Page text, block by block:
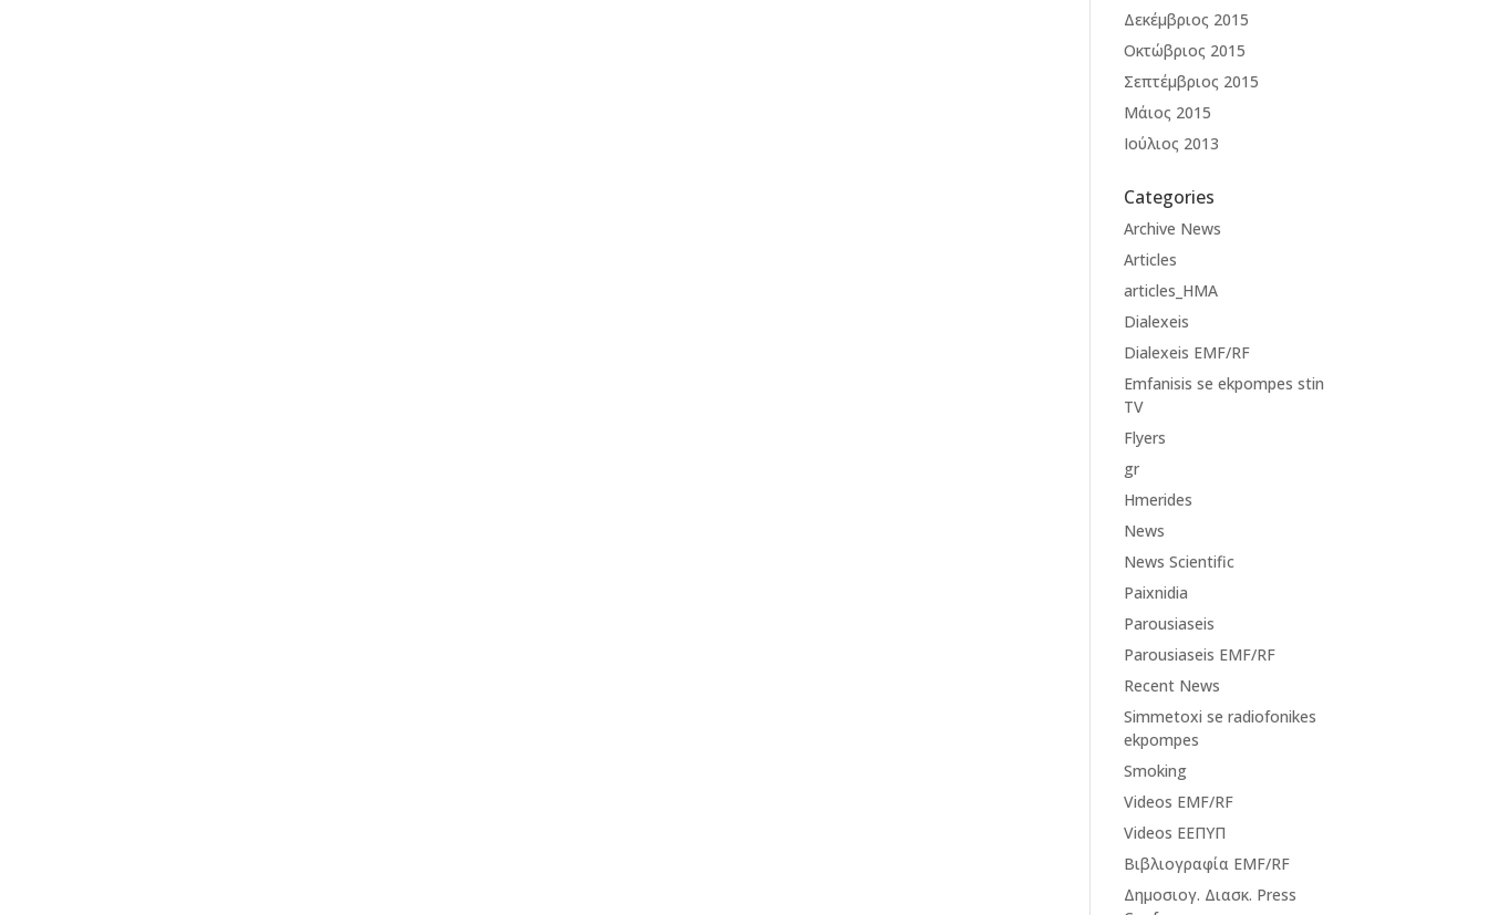
Δεκέμβριος 2015
Οκτώβριος 2015
Σεπτέμβριος 2015
Μάιος 2015
Ιούλιος 2013
Categories
Archive News
Articles
articles_HMA
Dialexeis
Dialexeis EMF/RF
Emfanisis se ekpompes stin
TV
Flyers
gr
Hmerides
News
News Scientific
Paixnidia
Parousiaseis
Parousiaseis EMF/RF
Recent News
Simmetoxi se radiofonikes
ekpompes
Smoking
Videos EMF/RF
Videos ΕΕΠΥΠ
Βιβλιογραφία EMF/RF
Δημοσιογ. Διασκ. Press